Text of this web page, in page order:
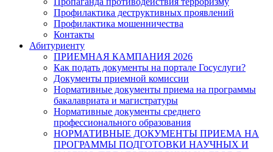
Профилактика деструктивных проявлений
Профилактика мошенничества
Контакты
Абитуриенту
ПРИЕМНАЯ КАМПАНИЯ 2026
Как подать документы на портале Госуслуги?
Документы приемной комиссии
Нормативные документы приема на программы
бакалавриата и магистратуры
Нормативные документы среднего
профессионального образования
НОРМАТИВНЫЕ ДОКУМЕНТЫ ПРИЕМА НА
ПРОГРАММЫ ПОДГОТОВКИ НАУЧНЫХ И